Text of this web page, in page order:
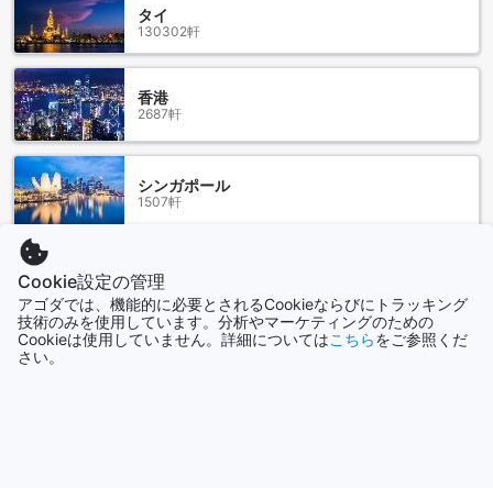
レンタカーサービスを利用すれば、自由な時間に周辺の観光
地を巡ることができ、思い出に残る旅を演出します。タクシ
ーサービスやチケットサービスも用意されており、旅行の計
画を立てる際に非常に便利です。これらの交通施設により、
サウンドスリープ ホステルでの滞在は、より快適で充実した
ものになることでしょう。
サウンドスリープ ホステルの客室設備
サウンドスリープ ホステルでは、快適な滞在を実現するため
に、様々な客室設備が整っています。全室にはエアコンが完
備されており、タイの暑い日でも心地よく過ごすことができ
ます。また、バルコニーやテラスがあり、外の景色を楽しみ
ながらリラックスすることができます。さらに、無料のボト
ルウォーターが提供されているため、いつでも水分補給が可
能です。
客室には、必要なアメニティも充実しています。ヘアドライ
タイ
130302軒
香港
2687軒
シンガポール
1507軒
全て表示
Cookie設定の管理
アゴダでは、機能的に必要とされるCookieならびにトラッキング
技術のみを使用しています。分析やマーケティングのための
Cookieは使用していません。詳細についてはこちらをご参照くだ
さい。